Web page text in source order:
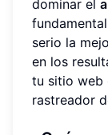
dominar el
serio la
en los
tu sitio web
rastreador